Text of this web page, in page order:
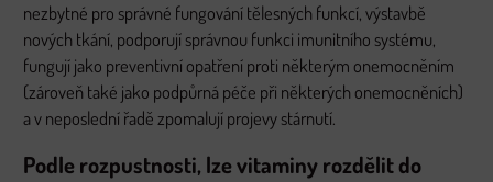
nezbytné pro správné fungování tělesných funkcí, výstavbě
nových tkání, podporují správnou funkci imunitního systému,
fungují jako preventivní opatření proti některým onemocněním
(zároveň také jako podpůrná péče při některých onemocněních)
a v neposlední řadě zpomalují projevy stárnutí.
Podle rozpustnosti, lze vitaminy rozdělit do